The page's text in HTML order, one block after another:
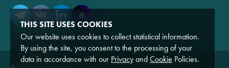
THIS SITE USES COOKIES
Our website uses cookies to collect statistical information.
By using the site, you consent to the processing of your
data in accordance with our Privacy and Cookie Policies.